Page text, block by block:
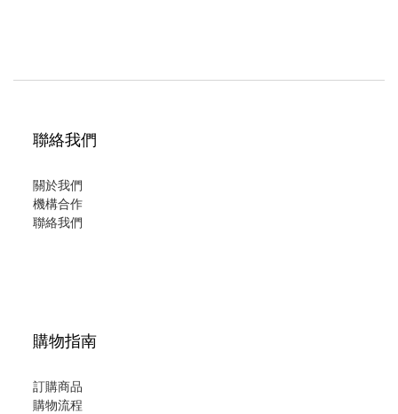
聯絡我們
關於我們
機構合作
聯絡我們
購物指南
訂購商品
購物流程